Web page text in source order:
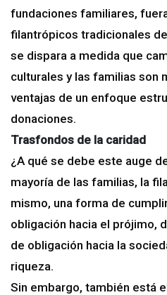
fundaciones familiares,
filantrópicos tradicionales
se dispara a medida que
culturales y las familias son
ventajas de un enfoque
donaciones.
Trasfondos de la caridad
¿A qué se debe este auge
mayoría de las familias, la
mismo, una forma de
obligación hacia el prójimo,
de obligación hacia la
riqueza.
Sin embargo, también está